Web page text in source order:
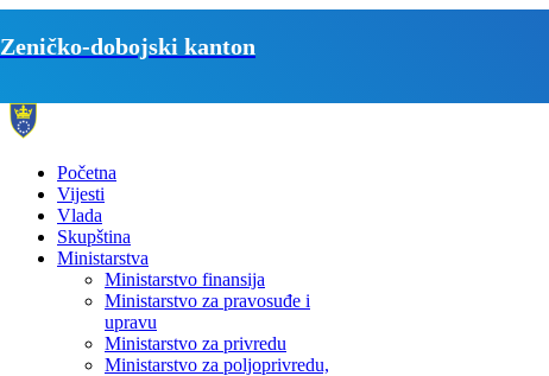
Zeničko-dobojski kanton
Početna
Vijesti
Vlada
Skupština
Ministarstva
Ministarstvo finansija
Ministarstvo za pravosuđe i
upravu
Ministarstvo za privredu
Ministarstvo za poljoprivredu,